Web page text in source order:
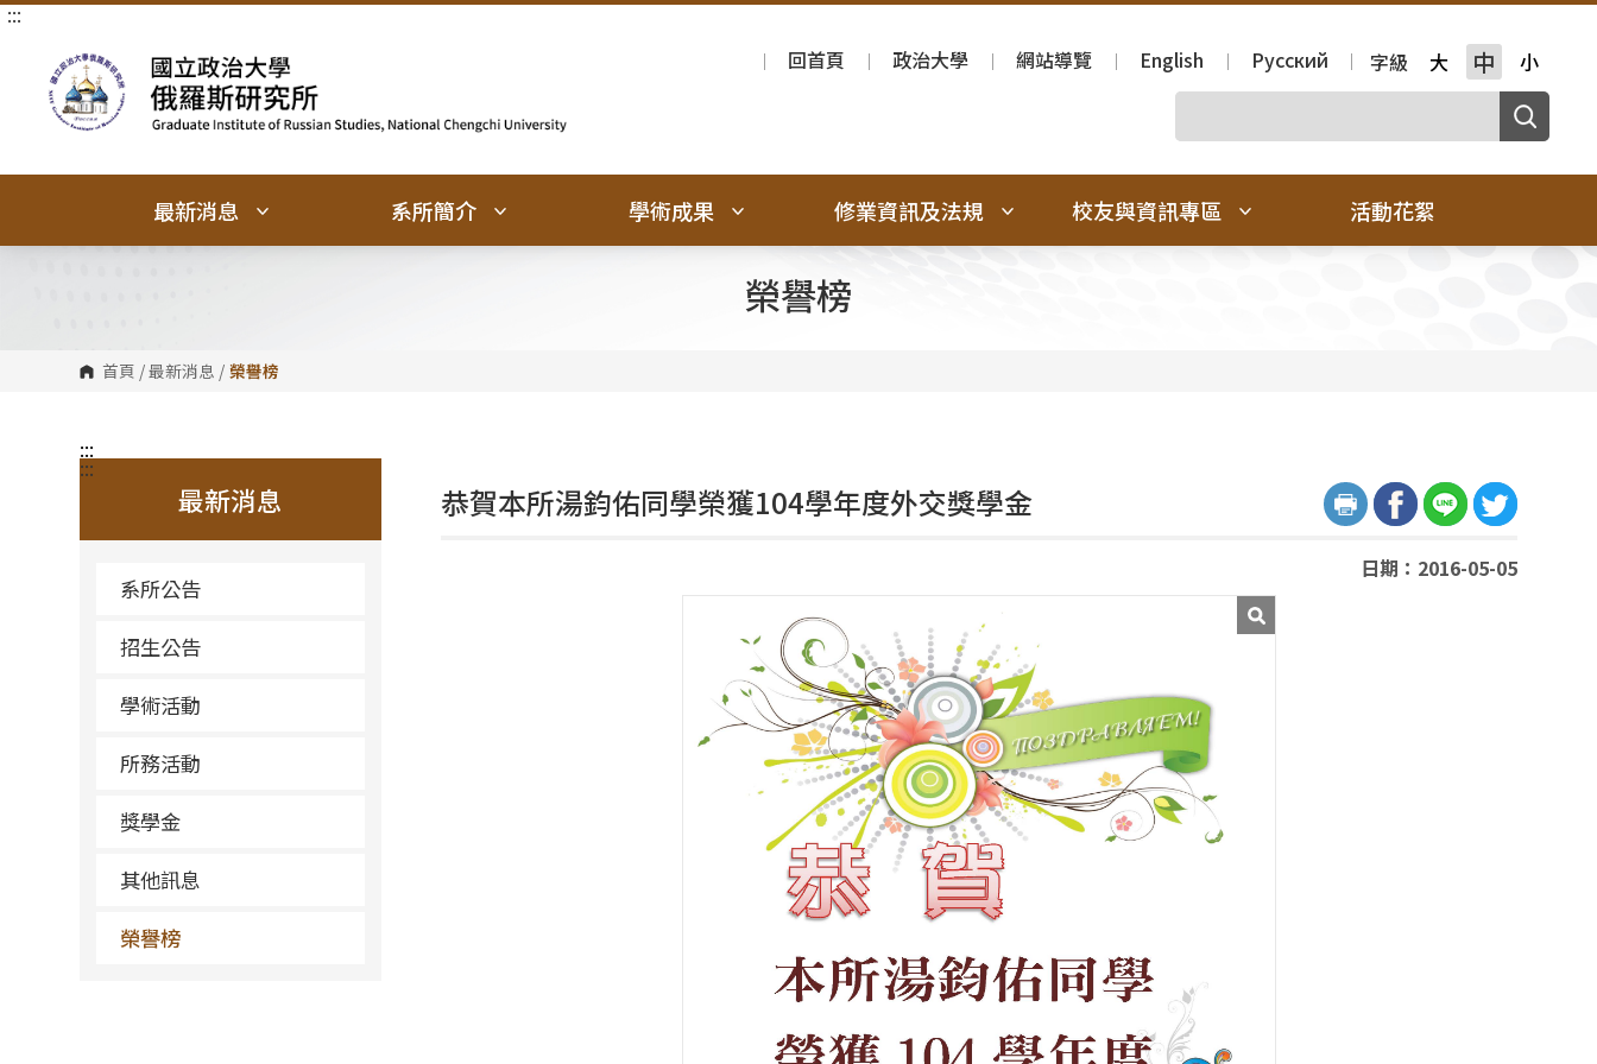
跳
跳
:::
回首頁
政治大學 網站導覽 English Русский 字級 大 中 小
最新消息 系所簡介 學術成果 修業資訊及法規 校友與資訊專區 活動花絮
榮譽榜
首頁 /最新消息 / 榮譽榜
:::
最新消息
系所公告
招生公告
學術活動
所務活動
獎學金
其他訊息
榮譽榜
:::
恭賀本所湯鈞佑同學榮獲104學年度外交獎學金
日期：2016-05-05